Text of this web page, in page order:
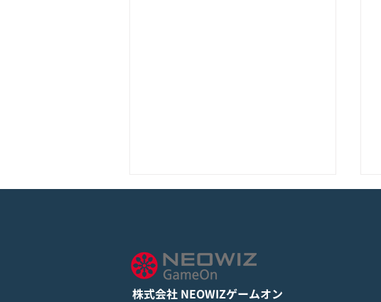
けて正式リリース！
詳しくは下記PDFをご確認くださ
い。 【ゲームオン プレスリリ
ース】 モバイル新作『ぼのぼの
株式会社 NEOWIZゲームオン